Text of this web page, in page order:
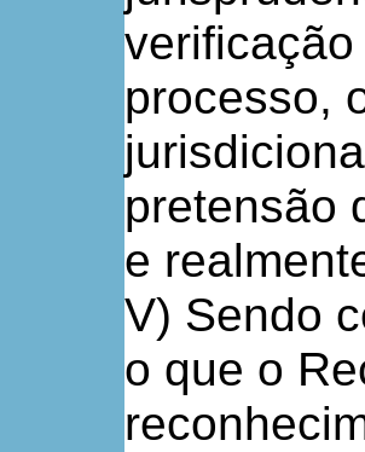
processo,
pretensão
e
V) Sendo
o que o